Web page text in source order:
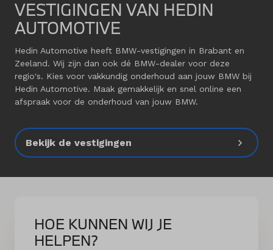
VESTIGINGEN VAN HEDIN
AUTOMOTIVE
Hedin Automotive heeft BMW-vestigingen in Brabant en
Zeeland. Wij zijn dan ook dé BMW-dealer voor deze
regio's. Kies voor vakkundig onderhoud aan jouw BMW bij
Hedin Automotive. Maak gemakkelijk en snel online een
afspraak voor de onderhoud van jouw BMW.
Bekijk de vestigingen
HOE KUNNEN WIJ JE
HELPEN?